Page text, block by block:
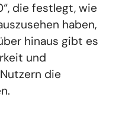
die festlegt, wie
haben,
hinaus gibt es
und
die